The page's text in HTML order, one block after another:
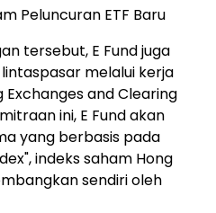
Peluncuran ETF Baru
tersebut, E Fund juga
melalui kerja
and Clearing
ini, E Fund akan
yang berbasis pada
indeks saham Hong
sendiri oleh